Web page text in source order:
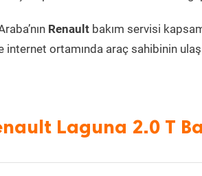
Renault bakım servisi
internet ortamında araç sahibinin
Laguna 2.0 T